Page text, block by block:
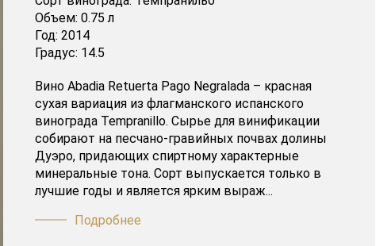
Объем: 0.75 л
Год: 2014
Градус: 14.5
Вино Abadia Retuerta Pago Negralada – красная
сухая вариация из флагманского испанского
винограда Tempranillo. Сырье для винификации
собирают на песчано-гравийных почвах долины
Дуэро, придающих спиртному характерные
минеральные тона. Сорт выпускается только в
лучшие годы и является ярким выраж...
Подробнее